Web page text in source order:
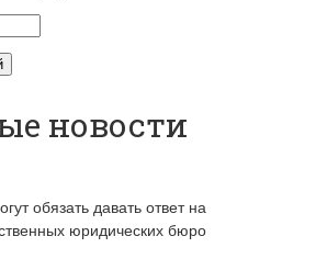
новости
обязать давать ответ на
юридических бюро